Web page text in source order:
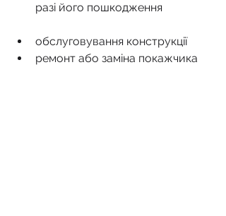
разі його пошкодження
обслуговування конструкції
ремонт або заміна покажчика